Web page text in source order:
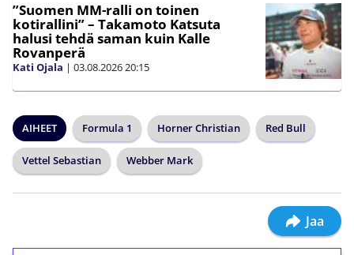
”Suomen MM-ralli on toinen
kotirallini” – Takamoto Katsuta
halusi tehdä saman kuin Kalle
Rovanperä
Kati Ojala | 03.08.202620:15
AIHEET Formula 1 Horner Christian Red Bull
Vettel Sebastian Webber Mark
Jaa